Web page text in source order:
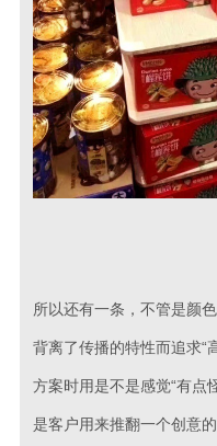
所以还有一条，不管是颜
背离了传播的特性而追求“
方案时用是不是感觉“有点
是客户用来推翻一个创意的